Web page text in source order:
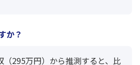
か？
（295万円）から推測すると、比